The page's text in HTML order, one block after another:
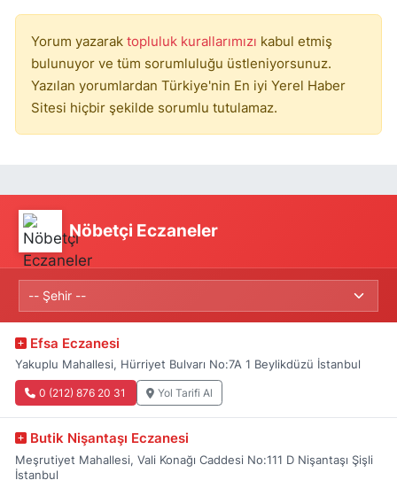
Yorum yazarak topluluk kurallarımızı kabul etmiş
bulunuyor ve tüm sorumluluğu üstleniyorsunuz.
Yazılan yorumlardan Türkiye'nin En iyi Yerel Haber
Sitesi hiçbir şekilde sorumlu tutulamaz.
Nöbetçi Eczaneler
Efsa Eczanesi
Yakuplu Mahallesi, Hürriyet Bulvarı No:7A 1 Beylikdüzü İstanbul
0 (212) 876 20 31 Yol Tarifi Al
Butik Nişantaşı Eczanesi
Meşrutiyet Mahallesi, Vali Konağı Caddesi No:111 D Nişantaşı Şişli
İstanbul